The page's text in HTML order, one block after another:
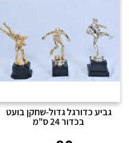
גביע כדורגל גדול-שחקן בועט
בכדור 24 ס"מ